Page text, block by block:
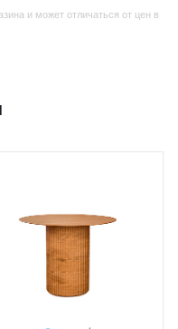
и может отличаться от цен в